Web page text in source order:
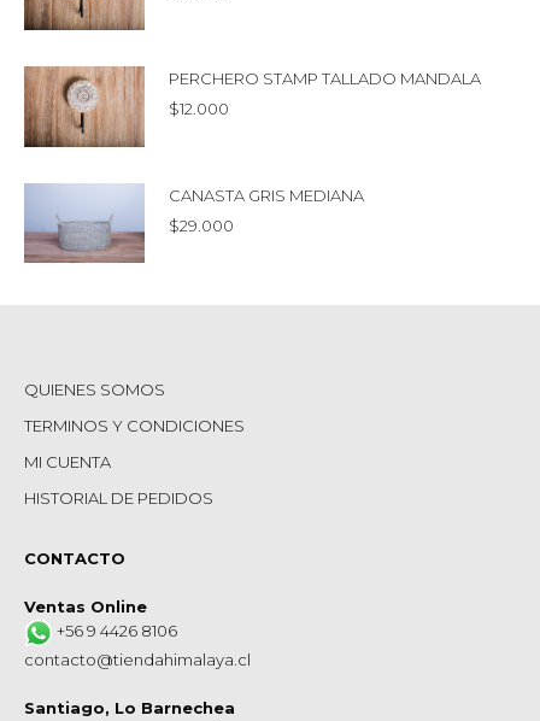
PERCHERO STAMP TALLADO MANDALA
$12.000
CANASTA GRIS MEDIANA
$29.000
QUIENES SOMOS
TERMINOS Y CONDICIONES
MI CUENTA
HISTORIAL DE PEDIDOS
CONTACTO
Ventas Online
+56 9 4426 8106
contacto@tiendahimalaya.cl
Santiago, Lo Barnechea